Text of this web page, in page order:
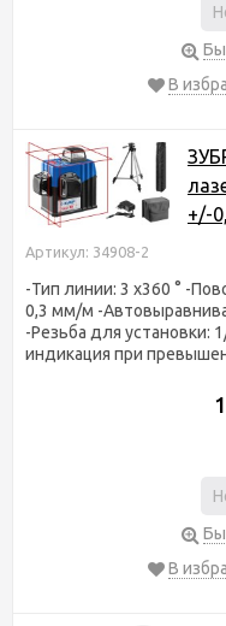
В
+/-
Артикул: 34908-2
-Тип линии: 3 x360 ° -
0,3 мм/м -
-Резьба для установки:
индикация при
В